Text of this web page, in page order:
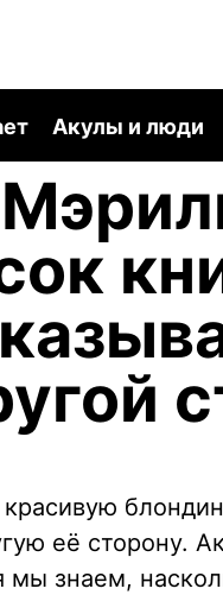
Акулы и люди
её сторону.
мы знаем,